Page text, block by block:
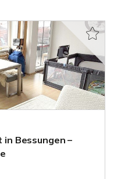
in Bessungen –